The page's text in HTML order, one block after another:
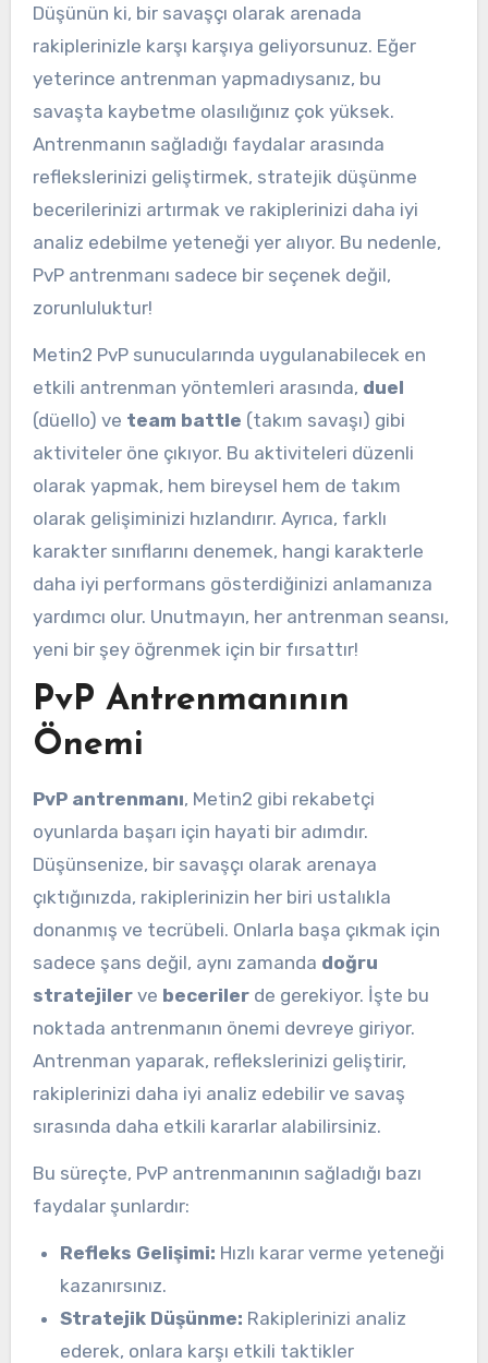
Düşünün ki, bir savaşçı olarak arenada
rakiplerinizle karşı karşıya geliyorsunuz. Eğer
yeterince antrenman yapmadıysanız, bu
savaşta kaybetme olasılığınız çok yüksek.
Antrenmanın sağladığı faydalar arasında
reflekslerinizi geliştirmek, stratejik düşünme
becerilerinizi artırmak ve rakiplerinizi daha iyi
analiz edebilme yeteneği yer alıyor. Bu nedenle,
PvP antrenmanı sadece bir seçenek değil,
zorunluluktur!
Metin2 PvP sunucularında uygulanabilecek en
etkili antrenman yöntemleri arasında, duel
(düello) ve team battle (takım savaşı) gibi
aktiviteler öne çıkıyor. Bu aktiviteleri düzenli
olarak yapmak, hem bireysel hem de takım
olarak gelişiminizi hızlandırır. Ayrıca, farklı
karakter sınıflarını denemek, hangi karakterle
daha iyi performans gösterdiğinizi anlamanıza
yardımcı olur. Unutmayın, her antrenman seansı,
yeni bir şey öğrenmek için bir fırsattır!
PvP Antrenmanının
Önemi
PvP antrenmanı, Metin2 gibi rekabetçi
oyunlarda başarı için hayati bir adımdır.
Düşünsenize, bir savaşçı olarak arenaya
çıktığınızda, rakiplerinizin her biri ustalıkla
donanmış ve tecrübeli. Onlarla başa çıkmak için
sadece şans değil, aynı zamanda doğru
stratejilerve becerilerde gerekiyor. İşte bu
noktada antrenmanın önemi devreye giriyor.
Antrenman yaparak, reflekslerinizi geliştirir,
rakiplerinizi daha iyi analiz edebilir ve savaş
sırasında daha etkili kararlar alabilirsiniz.
Bu süreçte, PvP antrenmanının sağladığı bazı
faydalar şunlardır:
Refleks Gelişimi: Hızlı karar verme yeteneği
kazanırsınız.
Stratejik Düşünme: Rakiplerinizi analiz
ederek, onlara karşı etkili taktikler